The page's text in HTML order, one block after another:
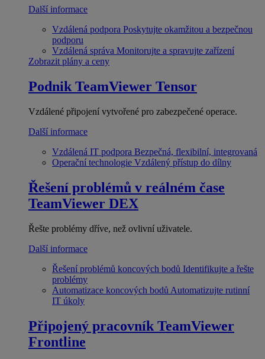
Další informace
Vzdálená podpora Poskytujte okamžitou a bezpečnou
podporu
Vzdálená správa Monitorujte a spravujte zařízení
Zobrazit plány a ceny
Podnik TeamViewer Tensor
Vzdálené připojení vytvořené pro zabezpečené operace.
Další informace
Vzdálená IT podpora Bezpečná, flexibilní, integrovaná
Operační technologie Vzdálený přístup do dílny
Řešení problémů v reálném čase
TeamViewer DEX
Řešte problémy dříve, než ovlivní uživatele.
Další informace
Řešení problémů koncových bodů Identifikujte a řešte
problémy
Automatizace koncových bodů Automatizujte rutinní
IT úkoly
Připojený pracovník TeamViewer
Frontline